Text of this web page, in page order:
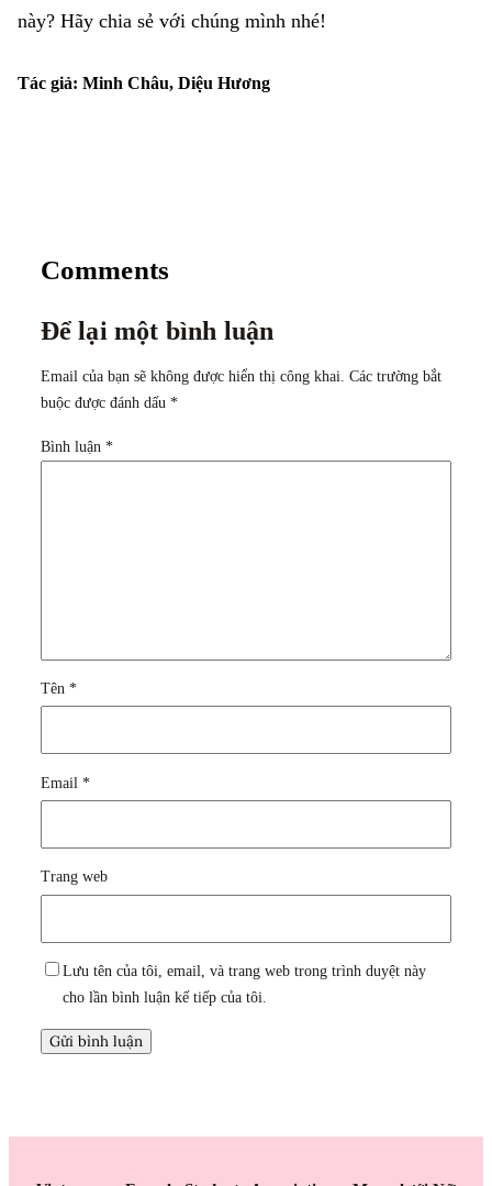
này? Hãy chia sẻ với chúng mình nhé!
Tác giả: Minh Châu, Diệu Hương
Comments
Để lại một bình luận
Email của bạn sẽ không được hiển thị công khai. Các trường bắt
buộc được đánh dấu *
Bình luận *
Tên *
Email *
Trang web
Lưu tên của tôi, email, và trang web trong trình duyệt này
cho lần bình luận kế tiếp của tôi.